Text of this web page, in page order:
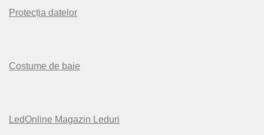
Protecția datelor
Costume de baie
LedOnline Magazin Leduri